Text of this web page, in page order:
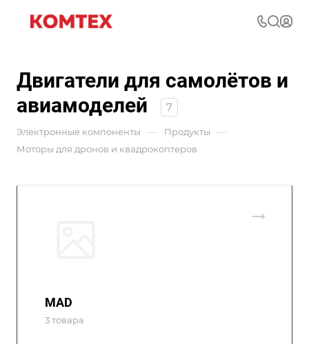
Двигатели для самолётов и
авиамоделей
7
Электронные компоненты — Продукты —
Моторы для дронов и квадрокоптеров
MAD
3 товара